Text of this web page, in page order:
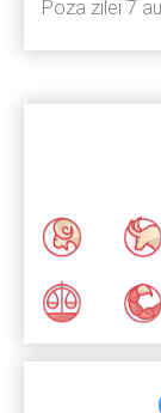
Poza zilei 7